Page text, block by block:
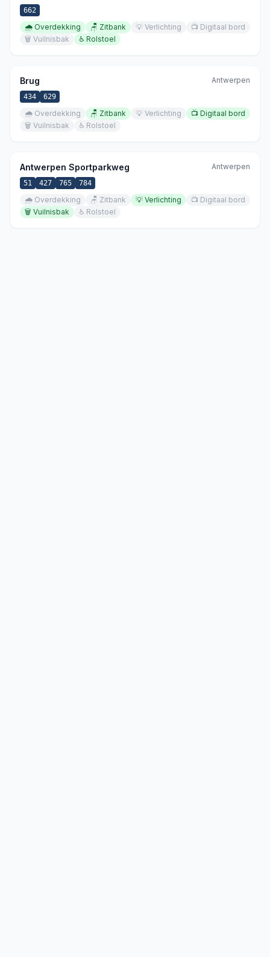
662
🌧️ Overdekking 🪑 Zitbank 💡 Verlichting 📺 Digitaal bord
🗑️ Vuilnisbak ♿ Rolstoel
Brug Antwerpen
434 629
🌧️ Overdekking 🪑 Zitbank 💡 Verlichting 📺 Digitaal bord
🗑️ Vuilnisbak ♿ Rolstoel
Antwerpen Sportparkweg Antwerpen
51 427 765 784
🌧️ Overdekking 🪑 Zitbank 💡 Verlichting 📺 Digitaal bord
🗑️ Vuilnisbak ♿ Rolstoel